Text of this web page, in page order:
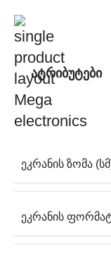
ატრიბუტები
ᲔᲙᲠᲐᲜᲘᲡ ᲖᲝᲛᲐ
ᲔᲙᲠᲐᲜᲘᲡ